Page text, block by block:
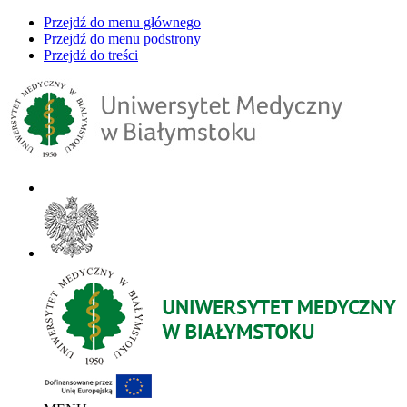
Przejdź do menu głównego
Przejdź do menu podstrony
Przejdź do treści